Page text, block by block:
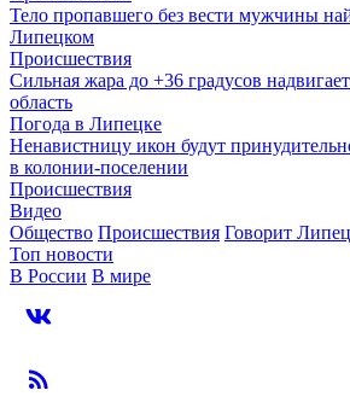
Тело пропавшего без вести мужчины
Липецком
Происшествия
Сильная жара до +36 градусов
область
Погода в Липецке
Ненавистницу икон будут
в колонии-поселении
Происшествия
Видео
Общество Происшествия Говорит
Топ новости
В России В мире